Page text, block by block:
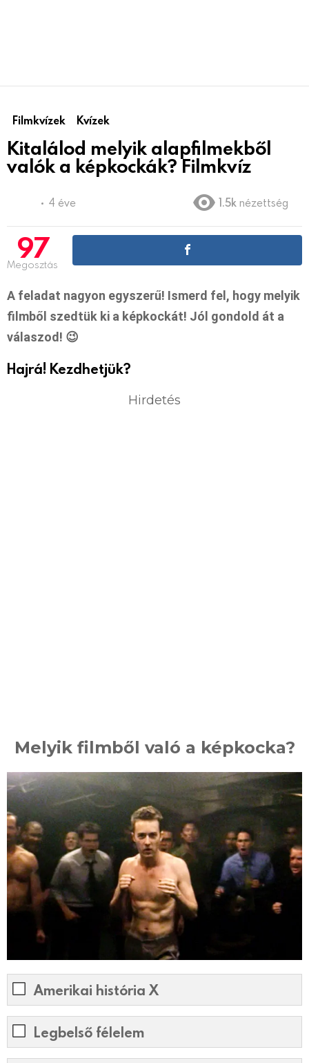
Filmkvízek Kvízek
Kitalálod melyik alapfilmekből
valók a képkockák? Filmkvíz
4 éve 1.5k nézettség
97
Megosztás
A feladat nagyon egyszerű! Ismerd fel, hogy melyik
filmből szedtük ki a képkockát! Jól gondold át a
válaszod! 😉
Hajrá! Kezdhetjük?
Hirdetés
Melyik filmből való a képkocka?
Amerikai história X
Legbelső félelem